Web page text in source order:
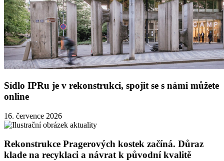
Sídlo IPRu je v rekonstrukci, spojit se s námi můžete
online
16. července 2026
Rekonstrukce Pragerových kostek začíná. Důraz
klade na recyklaci a návrat k původní kvalitě